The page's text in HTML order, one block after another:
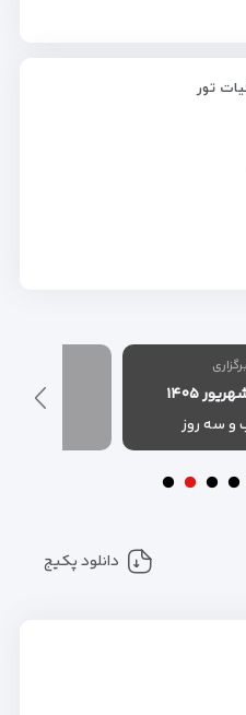
تور
سه روز
چهارشنبه / ۱
دانلود پکیج